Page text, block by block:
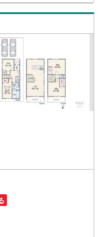
る場合は「室内・現地
希望の日時をご記入い
能です。